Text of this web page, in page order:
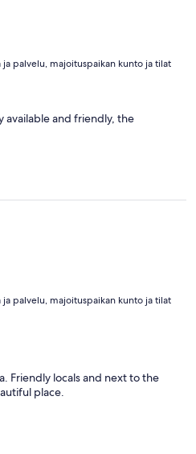
ja palvelu, majoituspaikan kunto ja tilat
available and friendly, the
ja palvelu, majoituspaikan kunto ja tilat
Friendly locals and next to the
place.